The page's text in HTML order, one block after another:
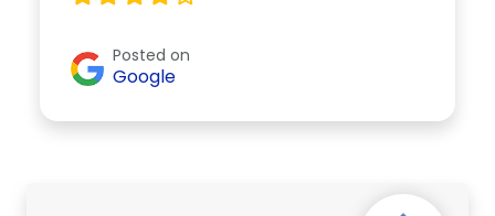
Posted on
Google